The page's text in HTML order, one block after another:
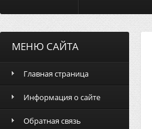
МЕНЮ САЙТА
Главная страница
Информация о сайте
Обратная связь